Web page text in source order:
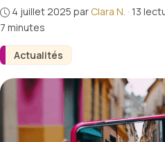
Actualités
4 juillet 2025 par Clara N. · 13
7 minutes